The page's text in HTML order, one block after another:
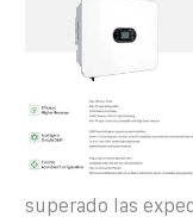
superado las